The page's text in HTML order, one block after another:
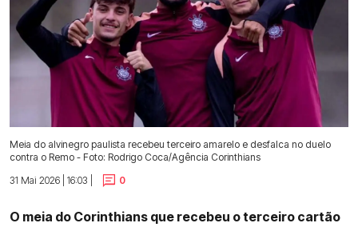
Meia do alvinegro paulista recebeu terceiro amarelo e desfalca no duelo
contra o Remo - Foto: Rodrigo Coca/Agência Corinthians
31 Mai 2026 | 16:03 |
0
O meia do Corinthians que recebeu o terceiro cartão